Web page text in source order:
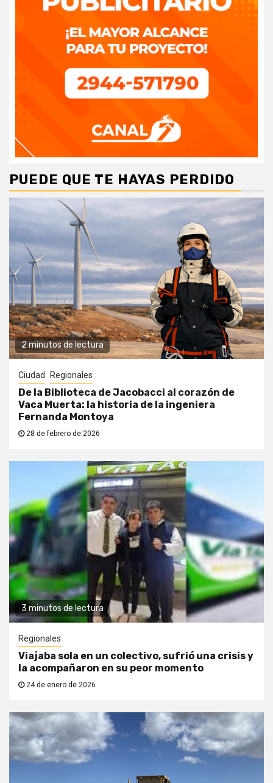
PUEDE QUE TE HAYAS PERDIDO
2 minutos de lectura
Ciudad Regionales
De la Biblioteca de Jacobacci al corazón de
Vaca Muerta: la historia de la ingeniera
Fernanda Montoya
28 de febrero de 2026
3 minutos de lectura
Regionales
Viajaba sola en un colectivo, sufrió una crisis y
la acompañaron en su peor momento
24 de enero de 2026